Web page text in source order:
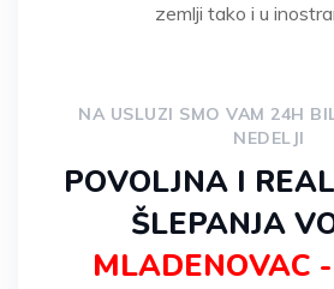
zemlji tako i u
NA USLUZI SMO VAM 24H
NEDELJI
POVOLJNA I
ŠLEPANJA
MLADENOVAC